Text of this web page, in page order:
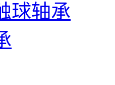
球轴承